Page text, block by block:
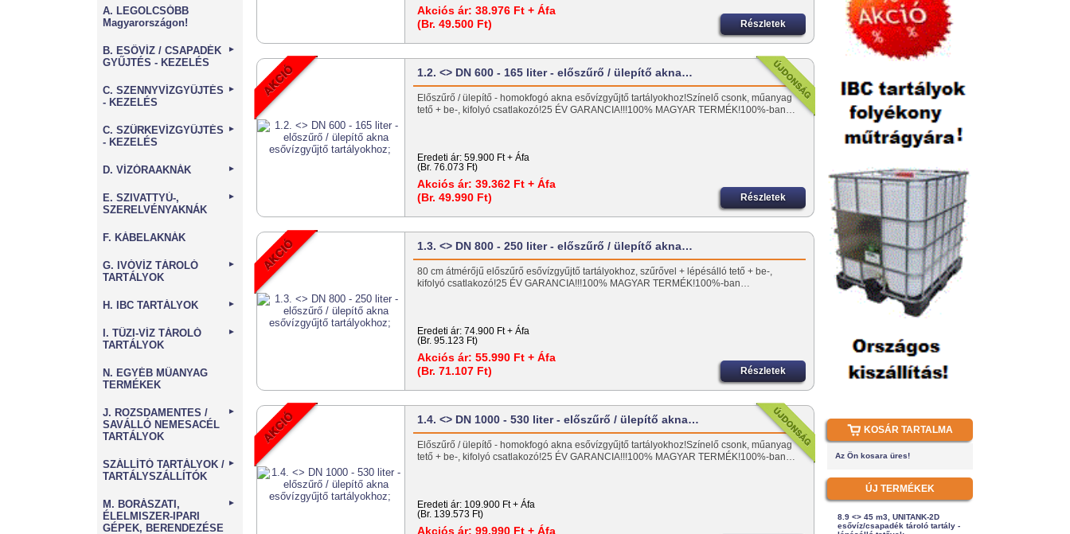
A. LEGOLCSÓBB
Magyarországon!
B. ESŐVÍZ / CSAPADÉK
GYŰJTÉS - KEZELÉS
►
C. SZENNYVÍZGYŰJTÉS
- KEZELÉS
►
C. SZÜRKEVÍZGYŰJTÉS
- KEZELÉS
►
D. VÍZÓRAAKNÁK ►
E. SZIVATTYÚ-,
SZERELVÉNYAKNÁK
►
F. KÁBELAKNÁK
G. IVÓVÍZ TÁROLÓ
TARTÁLYOK
►
H. IBC TARTÁLYOK ►
I. TŰZI-VÍZ TÁROLÓ
TARTÁLYOK
►
N. EGYÉB MŰANYAG
TERMÉKEK
J. ROZSDAMENTES /
SAVÁLLÓ NEMESACÉL
TARTÁLYOK
►
SZÁLLÍTÓ TARTÁLYOK /
TARTÁLYSZÁLLÍTÓK
►
M. BORÁSZATI,
ÉLELMISZER-IPARI
GÉPEK, BERENDEZÉSE
►
Akciós ár: 38.976 Ft + Áfa
(Br. 49.500 Ft)
Részletek
1.2. <> DN 600 - 165 liter - előszűrő / ülepítő akna…
Előszűrő / ülepítő - homokfogó akna esővízgyűjtő tartályokhoz!Színelő csonk, műanyag
tető + be-, kifolyó csatlakozó!25 ÉV GARANCIA!!!100% MAGYAR TERMÉK!100%-ban…
Eredeti ár: 59.900 Ft + Áfa
(Br. 76.073 Ft)
Akciós ár: 39.362 Ft + Áfa
(Br. 49.990 Ft)
Részletek
1.3. <> DN 800 - 250 liter - előszűrő / ülepítő akna…
80 cm átmérőjű előszűrő esővízgyűjtő tartályokhoz, szűrővel + lépésálló tető + be-,
kifolyó csatlakozó!25 ÉV GARANCIA!!!100% MAGYAR TERMÉK!100%-ban…
Eredeti ár: 74.900 Ft + Áfa
(Br. 95.123 Ft)
Akciós ár: 55.990 Ft + Áfa
(Br. 71.107 Ft)
Részletek
1.4. <> DN 1000 - 530 liter - előszűrő / ülepítő akna…
Előszűrő / ülepítő - homokfogó akna esővízgyűjtő tartályokhoz!Színelő csonk, műanyag
tető + be-, kifolyó csatlakozó!25 ÉV GARANCIA!!!100% MAGYAR TERMÉK!100%-ban…
Eredeti ár: 109.900 Ft + Áfa
(Br. 139.573 Ft)
Akciós ár: 99.990 Ft + Áfa
KOSÁR TARTALMA
Az Ön kosara üres!
ÚJ TERMÉKEK
8.9 <> 45 m3, UNITANK-2D
esővíz/csapadék tároló tartály -